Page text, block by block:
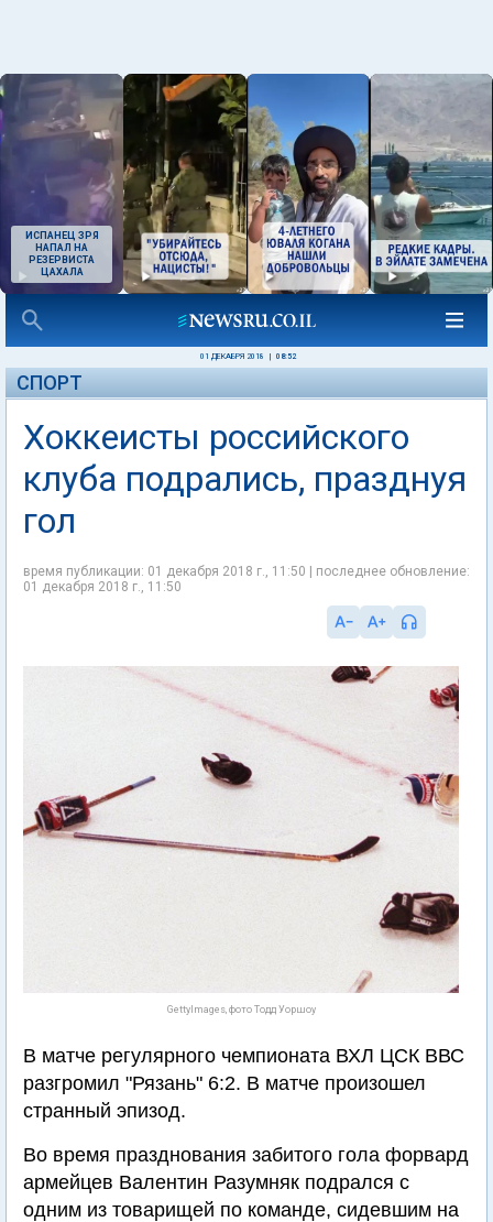
ИСПАНЕЦ ЗРЯ
НАПАЛ НА
РЕЗЕРВИСТА
ЦАХАЛА
01 ДЕКАБРЯ 2018 08:52
СПОРТ
Хоккеисты российского
клуба подрались, празднуя
гол
время публикации: 01 декабря 2018 г., 11:50 | последнее обновление:
01 декабря 2018 г., 11:50
GettyImages, фото Тодд Уоршоу
В матче регулярного чемпионата ВХЛ ЦСК ВВС
разгромил "Рязань" 6:2. В матче произошел
странный эпизод.
Во время празднования забитого гола форвард
армейцев Валентин Разумняк подрался с
одним из товарищей по команде, сидевшим на